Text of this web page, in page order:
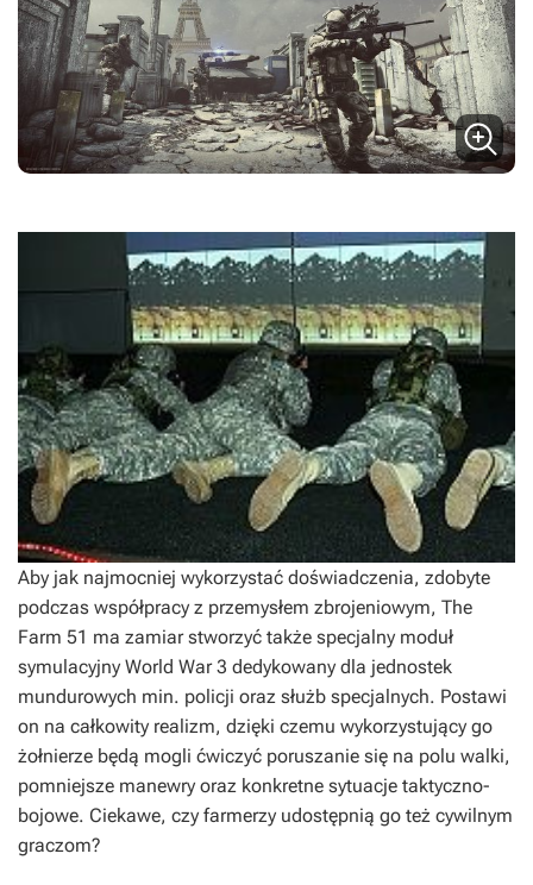
Aby jak najmocniej wykorzystać doświadczenia, zdobyte
podczas współpracy z przemysłem zbrojeniowym, The
Farm 51 ma zamiar stworzyć także specjalny moduł
symulacyjny World War 3 dedykowany dla jednostek
mundurowych min. policji oraz służb specjalnych. Postawi
on na całkowity realizm, dzięki czemu wykorzystujący go
żołnierze będą mogli ćwiczyć poruszanie się na polu walki,
pomniejsze manewry oraz konkretne sytuacje taktyczno-
bojowe. Ciekawe, czy farmerzy udostępnią go też cywilnym
graczom?